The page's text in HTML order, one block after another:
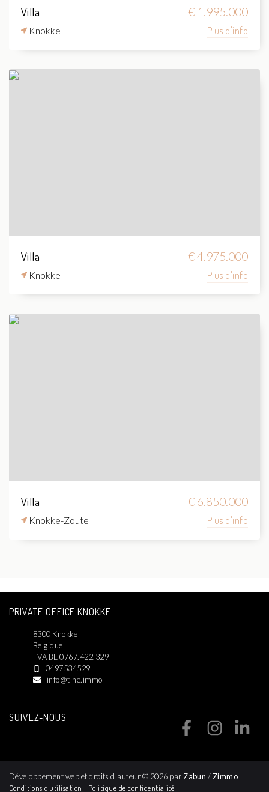
Villa € 1.995.000
Knokke Plus d'info
Villa € 4.975.000
Knokke Plus d'info
Villa € 6.850.000
Knokke-Zoute Plus d'info
PRIVATE OFFICE KNOKKE
8300 Knokke
Belgique
TVA BE 0767.422.329
0497534529
info@tine.immo
SUIVEZ-NOUS
Développement web et droits d'auteur © 2026 par Zabun / Zimmo
Conditions d'utilisation | Politique de confidentialité